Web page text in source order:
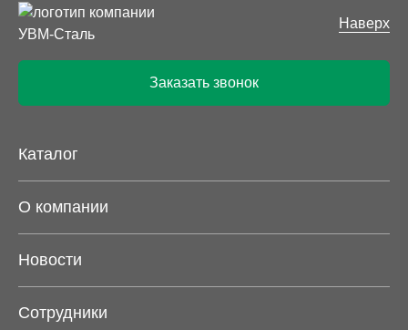
Наверх
Заказать звонок
Каталог
О компании
Новости
Сотрудники